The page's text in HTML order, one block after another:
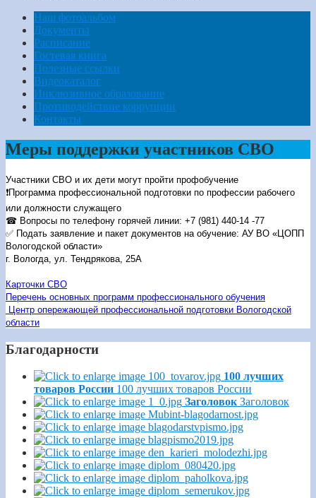
Наш фотоальбом
Документы
Расписание
Гостевая книга
Полезные ссылки
Видеокаталог
Инклюзивное образование
Противодействие коррупции
Контакты
Меры поддержки участников СВО
Участники СВО и их дети могут пройти профобучение
❗Программа профессиональной подготовки по профессии рабочего
или должности служащего
☎ ️Вопросы по телефону горячей линии: +7 (981) 440-14 -77
✅ Подать заявление и пакет документов на обучение: АУ ВО «ЦОПП
Вологодской области»
г. Вологда, ул. Тендрякова, 25А
Карточки СВО
Перечень основных программ профессионального обучения
Центр опережающей профессиональной подготовки Вологодской
области
Благодарности
100 лучших
товаров России 100 лучших товаров России
Заголовок Заголовок